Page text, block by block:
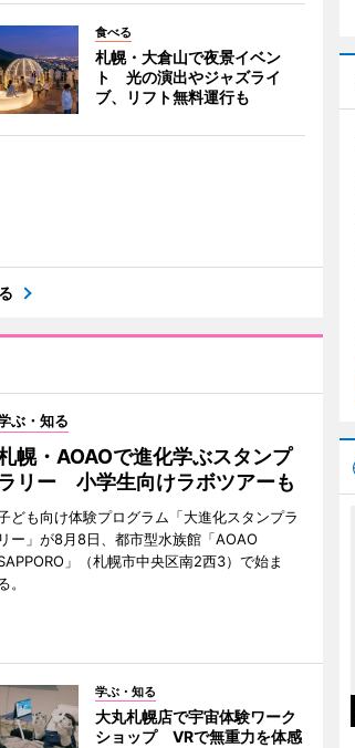
食べる
札幌・大倉山で夜景イベン
ト 光の演出やジャズライ
ブ、リフト無料運行も
ぶ・知る
幌・AOAOで進化学ぶスタンプ
ラリー 小学生向けラボツアーも
ども向け体験プログラム「大進化スタンプラ
リー」が8月8日、都市型水族館「AOAO
」（札幌市中央区南2西3）で始ま
。
学ぶ・知る
大丸札幌店で宇宙体験ワーク
ショップ VRで無重力を体感